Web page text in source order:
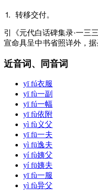
⒈ 转移交付。
引
《元代白话碑集录·一三
宣命具呈中书省照详外，
近音词、同音词
yī fú衣服
yī fù一副
yī fú一幅
yī fù依附
yì fù义父
yī fū一夫
yì fū逸夫
yí fù姨父
yí fū姨夫
yī fù一服
yì fù异父